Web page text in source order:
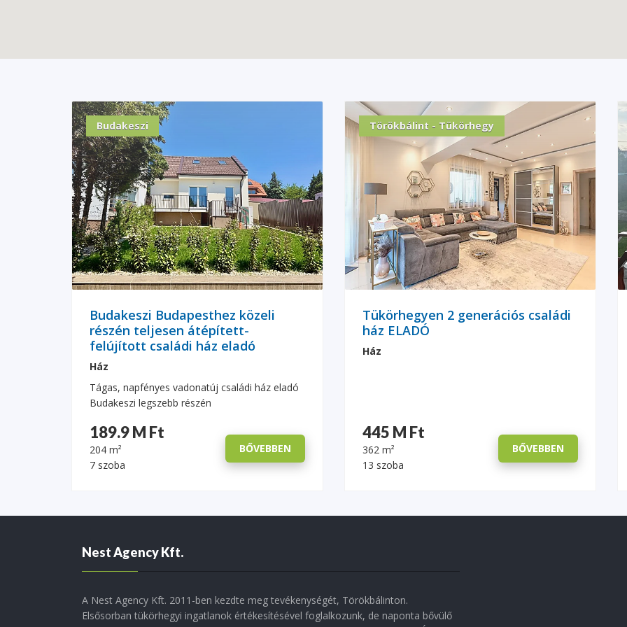
Budakeszi
Budakeszi Budapesthez közeli
részén teljesen átépített-
felújított családi ház eladó
Ház
Tágas, napfényes vadonatúj családi ház eladó
Budakeszi legszebb részén
189.9 M Ft
204 m²
7 szoba
BŐVEBBEN
Törökbálint - Tükörhegy
Tükörhegyen 2 generációs családi
ház ELADÓ
Ház
445 M Ft
362 m²
13 szoba
BŐVEBBEN
Nest Agency Kft.
A Nest Agency Kft. 2011-ben kezdte meg tevékenységét, Törökbálinton.
Elsősorban tükörhegyi ingatlanok értékesítésével foglalkozunk, de naponta bővülő